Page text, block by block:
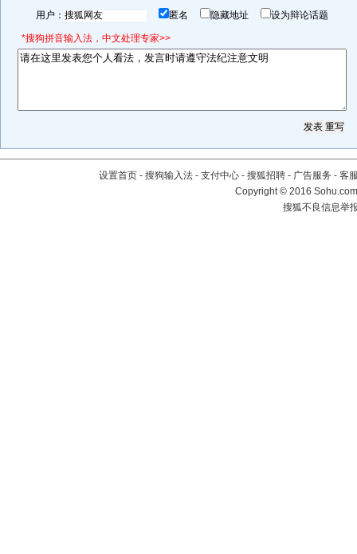
用户： 匿名 隐藏地址 设为辩论话题
*搜狗拼音输入法，中文处理专家>>
设置首页 - 搜狗输入法 - 支付中心 - 搜狐招聘 - 广告服务 - 客
Copyright©2016
搜狐不良信息举